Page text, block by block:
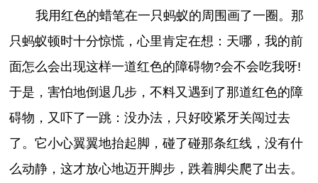
我用红色的蜡笔在一只蚂蚁的周围画了一圈。那
只蚂蚁顿时十分惊慌，心里肯定在想：天哪，我的前
面怎么会出现这样一道红色的障碍物?会不会吃我呀!
于是，害怕地倒退几步，不料又遇到了那道红色的障
碍物，又吓了一跳：没办法，只好咬紧牙关闯过去
了。它小心翼翼地抬起脚，碰了碰那条红线，没有什
么动静，这才放心地迈开脚步，跌着脚尖爬了出去。